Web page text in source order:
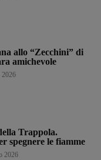
allo “Zecchini” di
amichevole
2026
Trappola.
spegnere le fiamme
2026